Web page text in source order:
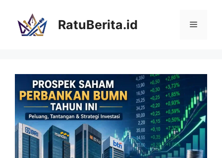
RatuBerita.id Menu